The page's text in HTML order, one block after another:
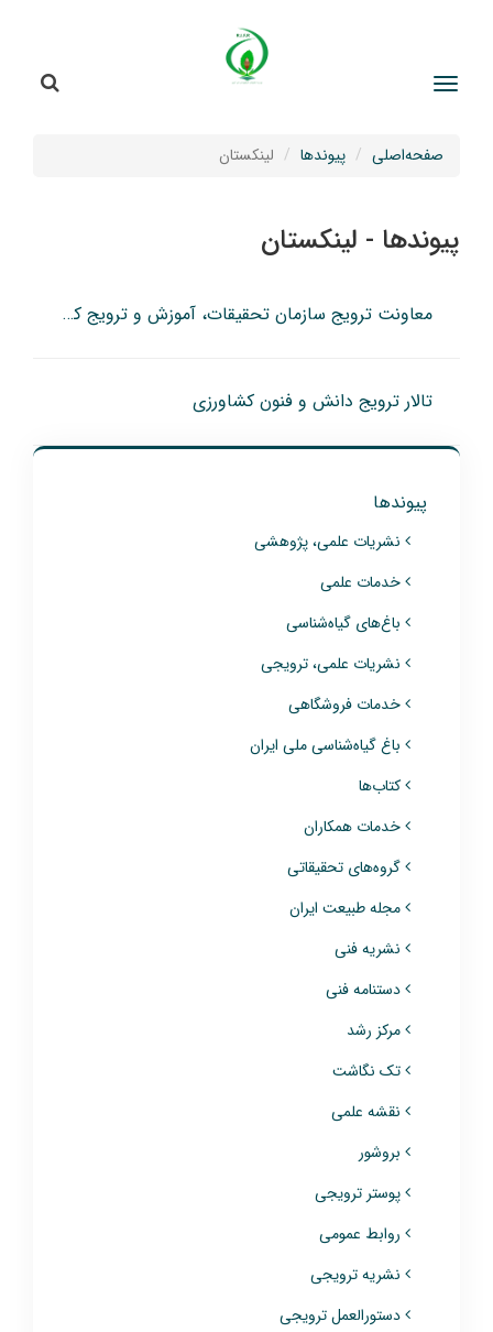
صفحه‌اصلی پیوندها لینکستان
پیوندها - لینکستان
معاونت ترویج سازمان تحقیقات، آموزش و ترویج کشاورزی
تالار ترویج دانش و فنون کشاورزی
پیوندها
نشریات علمی، پژوهشی
خدمات علمی
باغ‌های گیاه‌شناسی
نشریات علمی، ترویجی
خدمات فروشگاهی
باغ گیاه‌شناسی ملی ایران
کتاب‌ها
خدمات همکاران
گروه‌های تحقیقاتی
مجله طبیعت ایران
نشریه فنی
دستنامه فنی
مرکز رشد
تک نگاشت
نقشه علمی
بروشور
پوستر ترویجی
روابط عمومی
نشریه ترویجی
دستورالعمل ترویجی